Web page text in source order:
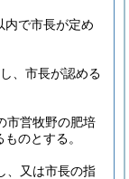
で市長が定め
、市長が認める
市営牧野の肥培
のとする。
、又は市長の指